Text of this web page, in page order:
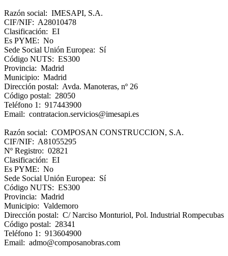
Razón social: IMESAPI, S.A.
CIF/NIF: A28010478
Clasificación: EI
Es PYME: No
Sede Social Unión Europea: Sí
Código NUTS: ES300
Provincia: Madrid
Municipio: Madrid
Dirección postal: Avda. Manoteras, nº 26
Código postal: 28050
Teléfono 1: 917443900
Email: contratacion.servicios@imesapi.es
Razón social: COMPOSAN CONSTRUCCION, S.A.
CIF/NIF: A81055295
Nº Registro: 02821
Clasificación: EI
Es PYME: No
Sede Social Unión Europea: Sí
Código NUTS: ES300
Provincia: Madrid
Municipio: Valdemoro
Dirección postal: C/ Narciso Monturiol, Pol. Industrial Rompecubas
Código postal: 28341
Teléfono 1: 913604900
Email: admo@composanobras.com